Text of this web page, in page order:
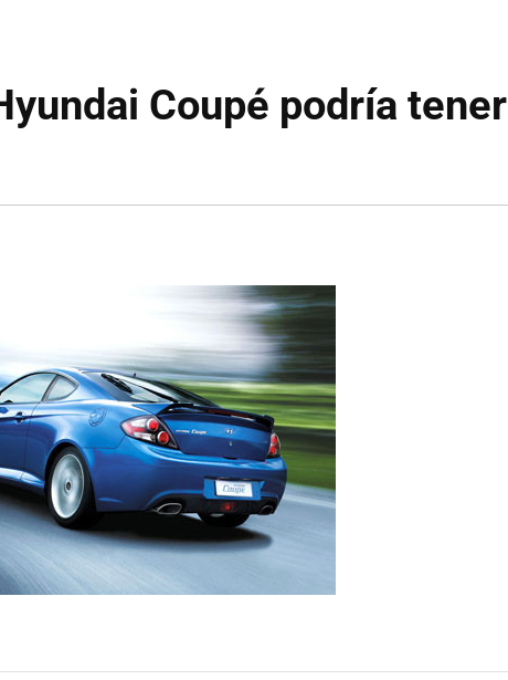
Coupé podría tener